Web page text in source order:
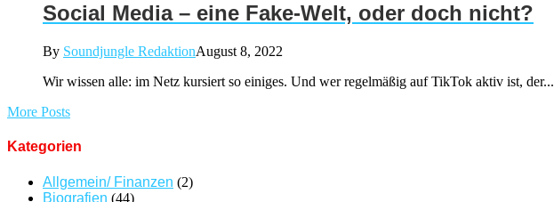
Social Media – eine Fake-Welt, oder doch nicht?
By Soundjungle RedaktionAugust 8, 2022
Wir wissen alle: im Netz kursiert so einiges. Und wer regelmäßig auf TikTok aktiv ist, der...
More Posts
Kategorien
Allgemein/ Finanzen (2)
Biografien (44)